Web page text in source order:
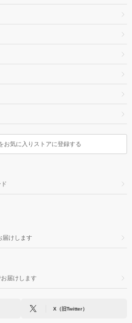
お気に入りストアに登録する
届けします
届けします
X（旧Twitter）